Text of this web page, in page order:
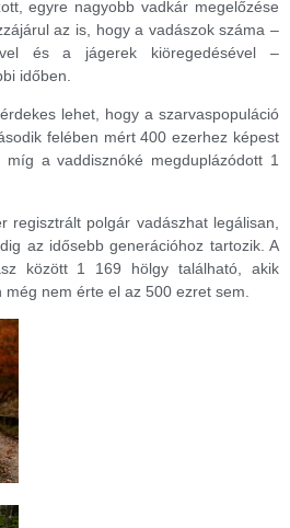
egyre nagyobb vadkár megelőzése
az is, hogy a vadászok száma –
és a jágerek kiöregedésével –
időben.
lehet, hogy a szarvaspopuláció
felében mért 400 ezerhez képest
a vaddisznóké megduplázódott 1
regisztrált polgár vadászhat legálisan,
az idősebb generációhoz tartozik. A
között 1 169 hölgy található, akik
nem érte el az 500 ezret sem.